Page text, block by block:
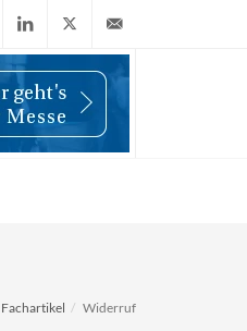
LinkedIn
X
(Twitter)
info@wiwi-
Fachartikel Widerruf